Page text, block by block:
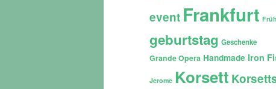
event Frankfurt
geburtstag Geschenke
Grande Opera Handmade Iron
Jerome Korsett